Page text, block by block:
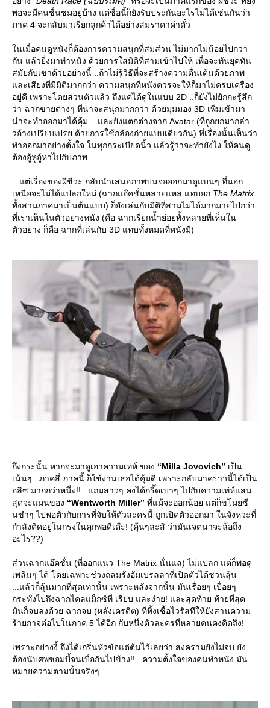
พอจะมีคนชื่นชมอยู่บ้าง แต่ชื่อนี้ก็ยังรับประกันอะไรไม่ได้เช่นกันว่า
ภาค 4 จะกลับมาเรียกลูกค้าได้อย่างสมราคาค่าตั๋ว
นเมื่อคนดูหนังก็ต้องการความสนุกที่สมส่วน ไม่มากไม่น้อยไปกว่า
กัน แล้วยิ่งมาทำหนัง ด้วยการใส่มิติที่สามเข้าไปให้ เพื่อจะทันยุคทัน
สมัยกับเขาด้วยอย่างนี้ ..ถ้าไม่รู้วิธีที่จะสร้างความตื่นเต้นด้วยภาพ
ละเสียงที่มีมิติมากกว่า ความสนุกที่หนังควรจะให้ก็มาไม่ครบเครื่อง
อยู่ดี เพราะโดยส่วนตัวแล้ว ถึงแค่ได้ดูในแบบ 2D ..ก็ยังไม่ยักกะรู้สึก
ว่า ฉากขายต่างๆ ที่น่าจะสนุกมากกว่า ด้วยมุมมอง 3D เพิ่มเข้ามา
น่าจะทำออกมาได้คุ้ม ...และยังแตกต่างจาก Avatar (ที่ถูกยกมากล่า
วอ้างเปรียบเปรย ด้วยการใช้กล้องถ่ายแบบเดียวกัน) ที่เรื่องนั้นเห็นว่า
ทำออกมาอย่างตั้งใจ ในทุกกระเบียดนิ้ว แล้วรู้ว่าจะทำยังไง ให้คนดู
ต้องอู้หูอู้หาไปกับภาพ
...แต่เรื่องของผีชีวะ กลับนำเสนอภาพบนจอออกมาดูแบนๆ ที่นอก
เหนือจะไม่ได้แปลกใหม่ (ฉากแอ๊คชั่นหลายแหล่ แทบยก The Matrix
ทั้งสามภาคมาเป็นต้นแบบ) ก็ยังเล่นกับมิติที่สามไม่ได้มากมายไปกว่า
ที่เราเห็นในตัวอย่างหนัง (คือ ฉากเรียกน้ำย่อยทั้งหลายที่เห็นใน
ตัวอย่าง ก็คือ ฉากที่เล่นกับ 3D แทบทั้งหมดที่หนังมี)
ถึงกระนั้น หากจะมาดูเอาความเท่ห์ ของ “Milla Jovovich” เป็น
เน้นๆ ..ภาคสี่ ภาคนี้ ก็ใช้งานเธอได้คุ้มดี เพราะกลับมาคราวนี้ได้เป็น
อลิซ มากกว่าหนึ่ง!! ..แถมสาวๆ คงได้กรี๊ดเบาๆ ไปกับความเท่ห์แสน
สุดจะแมนของ “Wentworth Miller” ที่แม้จะออกน้อย แต่ก็ขโมยซี
นขำๆ ไปพอตัวกับการที่จับให้ตัวละครนี้ ถูกเปิดตัวออกมา ในจังหวะที่
กำลังติดอยู่ในกรงในคุกพอดีเด๊ะ! (คุ้นๆละสิ ว่ามันเจตนาจะล้อถึง
อะไร??)
ส่วนฉากแอ๊คชั่น (ที่ออกแนว The Matrix นั่นแล) ไม่แปลก แต่ก็พอดู
เพลินๆ ได้ โดยเฉพาะช่วงถล่มรังอัมเบรลลาที่เปิดตัวได้ชวนลุ้น
...แล้วก็ลุ้นมากที่สุดเท่านั้น เพราะหลังจากนั้น มันเรื่อยๆ เปื่อยๆ
กระทั่งไปถึงฉากไคลแม็กซ์ที่ เรียบ และง่าย! และสุดท้าย ท้ายที่สุด
มันก็จบลงด้วย ฉากจบ (หลังเครดิต) ที่ทิ้งเชื้อไวรัสทีให้ยังสานความ
ร้ายกาจต่อไปในภาค 5 ได้อีก กับหนึ่งตัวละครที่หลายคนคงคิดถึง!
เพราะอย่างงี้ ถึงได้เกริ่นหัวข้อแต่ต้นไว้เลยว่า สงครามยังไม่จบ ยัง
ต้องนับศพซอมบี้จนเบื่อกันไปข้าง!! ..ความตั้งใจของคนทำหนัง มัน
หมายความตามนั้นจริงๆ